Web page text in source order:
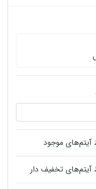
آیتم‌های موجود
آیتم‌های تخفیف دار